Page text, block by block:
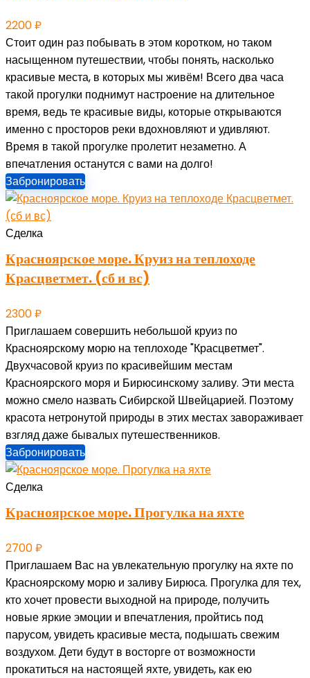
2200₽
Стоит один раз побывать в этом коротком, но таком
насыщенном путешествии, чтобы понять, насколько
красивые места, в которых мы живём! Всего два часа
такой прогулки поднимут настроение на длительное
время, ведь те красивые виды, которые открываются
именно с просторов реки вдохновляют и удивляют.
Время в такой прогулке пролетит незаметно. А
впечатления останутся с вами на долго!
Забронировать
Сделка
Красноярское море. Круиз на теплоходе
Красцветмет. (сб и вс)
2300₽
Приглашаем совершить небольшой круиз по
Красноярскому морю на теплоходе "Красцветмет".
Двухчасовой круиз по красивейшим местам
Красноярского моря и Бирюсинскому заливу. Эти места
можно смело назвать Сибирской Швейцарией. Поэтому
красота нетронутой природы в этих местах завораживает
взгляд даже бывалых путешественников.
Забронировать
Сделка
Красноярское море. Прогулка на яхте
2700₽
Приглашаем Вас на увлекательную прогулку на яхте по
Красноярскому морю и заливу Бирюса. Прогулка для тех,
кто хочет провести выходной на природе, получить
новые яркие эмоции и впечатления, пройтись под
парусом, увидеть красивые места, подышать свежим
воздухом. Дети будут в восторге от возможности
прокатиться на настоящей яхте, увидеть, как ею